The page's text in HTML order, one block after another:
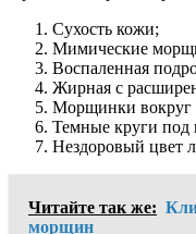
Сухость кожи;
Мимические
Воспаленная
Жирная с
Морщинки вокруг
Темные круги под
Нездоровый цвет
Читайте так же:
морщин